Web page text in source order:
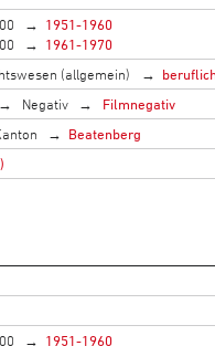
1951-1960
1961-1970
(allgemein)
Negativ
Filmnegativ
Beatenberg
1951-1960